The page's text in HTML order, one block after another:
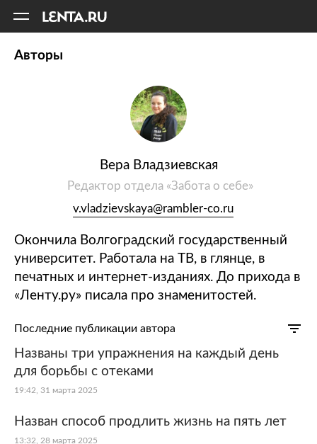
Авторы
Вера Владзиевская
Редактор отдела «Забота о себе»
v.vladzievskaya@rambler-co.ru
Окончила Волгоградский государственный
университет. Работала на ТВ, в глянце, в
печатных и интернет-изданиях. До прихода в
«Ленту.ру» писала про знаменитостей.
Последние публикации автора
Названы три упражнения на каждый день
для борьбы с отеками
19:42, 31 марта 2025
Назван способ продлить жизнь на пять лет
13:32, 28 марта 2025